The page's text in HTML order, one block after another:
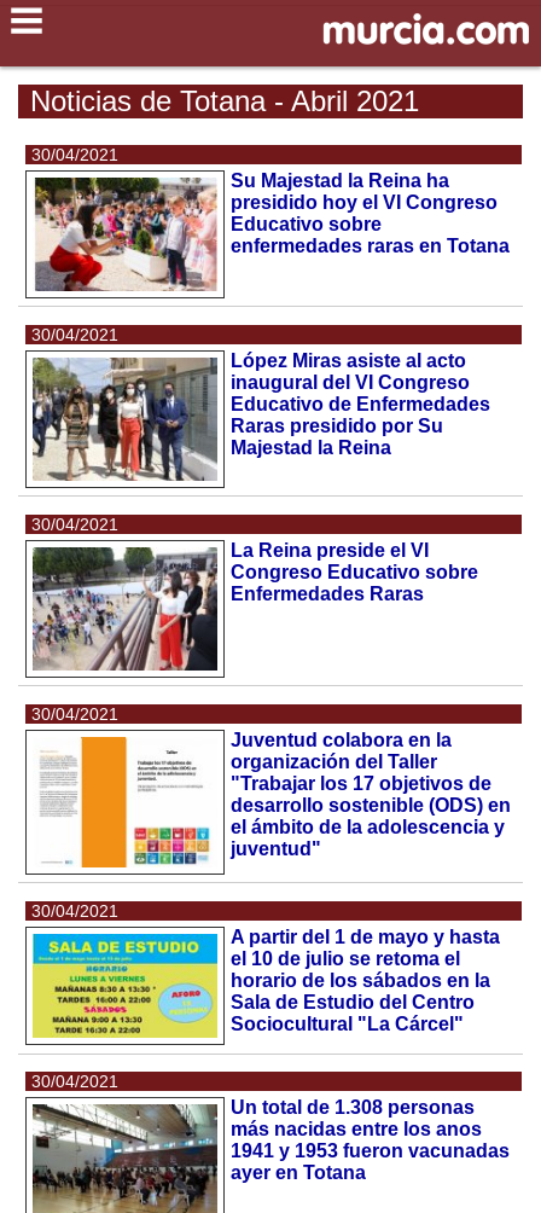
Noticias de Totana - Abril 2021
30/04/2021
Su Majestad la Reina ha
presidido hoy el VI Congreso
Educativo sobre
enfermedades raras en Totana
30/04/2021
López Miras asiste al acto
inaugural del VI Congreso
Educativo de Enfermedades
Raras presidido por Su
Majestad la Reina
30/04/2021
La Reina preside el VI
Congreso Educativo sobre
Enfermedades Raras
30/04/2021
Juventud colabora en la
organización del Taller
"Trabajar los 17 objetivos de
desarrollo sostenible (ODS) en
el ámbito de la adolescencia y
juventud"
30/04/2021
A partir del 1 de mayo y hasta
el 10 de julio se retoma el
horario de los sábados en la
Sala de Estudio del Centro
Sociocultural "La Cárcel"
30/04/2021
Un total de 1.308 personas
más nacidas entre los anos
1941 y 1953 fueron vacunadas
ayer en Totana